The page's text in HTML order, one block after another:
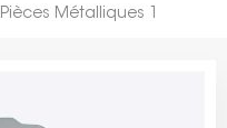
Pièces Métalliques 1